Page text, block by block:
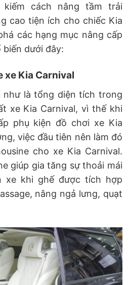
cách nâng tầm trải
cao tiện ích cho chiếc Kia
các hạng mục nâng cấp
biến dưới đây:
xe Kia Carnival
như là tổng diện tích trong
xe Kia Carnival, vì thế khi
phụ kiện đồ chơi xe Kia
việc đầu tiên nên làm đó
cho xe Kia Carnival.
giúp gia tăng sự thoải mái
xe khi ghế được tích hợp
nâng ngả lưng, quạt